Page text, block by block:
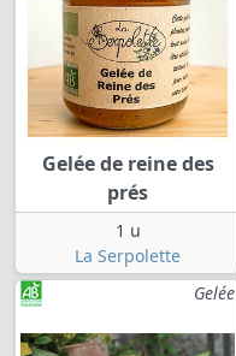
Gelée de reine des
prés
1 u
La Serpolette
Gelée